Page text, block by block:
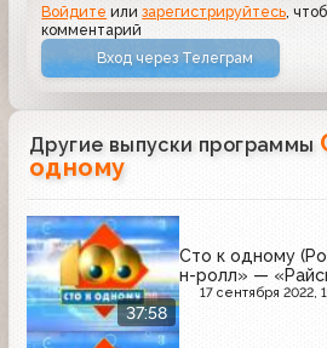
Войдите илизарегистрируйтесь ,
комментарий
Вход через Телеграм
Другие выпуски программы
одному
37:58
Сто к одному
н-ролл» —
17 сентября 2022,